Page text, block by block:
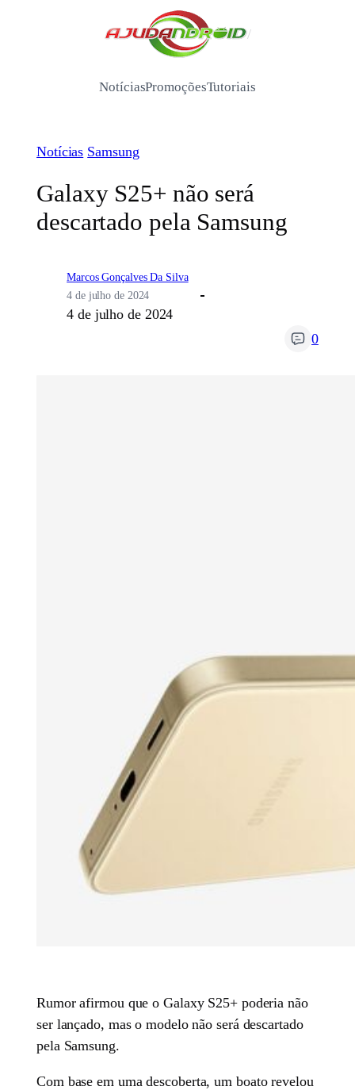
/
NotíciasPromoçõesTutoriais
Notícias Samsung
Galaxy S25+ não será
descartado pela Samsung
Marcos Gonçalves Da Silva
4 de julho de 2024
4 de julho de 2024
0
Rumor afirmou que o Galaxy S25+ poderia não
ser lançado, mas o modelo não será descartado
pela Samsung.
Com base em uma descoberta, um boato revelou